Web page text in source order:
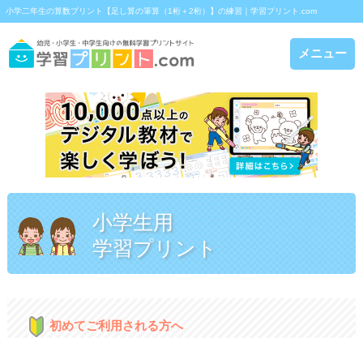
小学二年生の算数プリント【足し算の筆算（1桁＋2桁）】の練習｜学習プリント.com
メニュー
小学生用
学習プリント
初めてご利用される方へ